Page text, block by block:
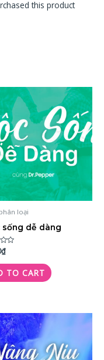
this product
loại
sống dễ dàng
₫
TO CART